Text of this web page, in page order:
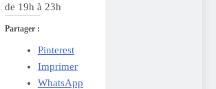
de 19h à 23h
Partager :
Pinterest
Imprimer
WhatsApp